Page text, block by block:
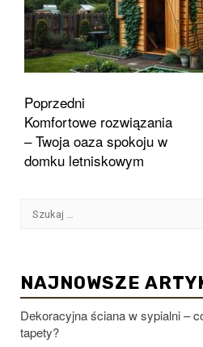
Zobacz
wpisy
Poprzedni
Komfortowe rozwiązania
– Twoja oaza spokoju w
domku letniskowym
Szukaj:
NAJNOWSZE
Dekoracyjna ściana w sypialni –
tapety?